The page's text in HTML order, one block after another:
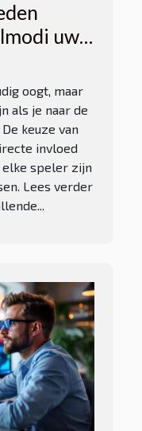
uw
oogt, maar
als je naar de
keuze van
invloed
elke speler zijn
Lees verder